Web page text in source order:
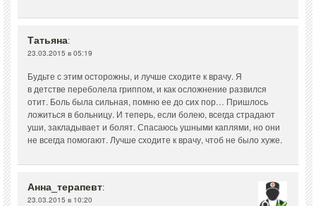
Татьяна:
23.03.2015 в 05:19
Будьте с этим осторожны, и лучше сходите к врачу. Я
в детстве переболела гриппом, и как осложнение развился
отит. Боль была сильная, помню ее до сих пор… Пришлось
ложиться в больницу. И теперь, если болею, всегда страдают
уши, закладывает и болят. Спасаюсь ушными каплями, но они
не всегда помогают. Лучше сходите к врачу, чтоб не было хуже.
Анна_терапевт:
23.03.2015 в 10:20